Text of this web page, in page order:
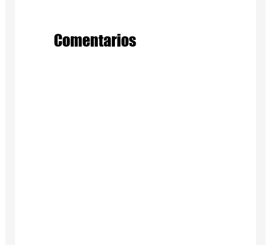
Comentarios